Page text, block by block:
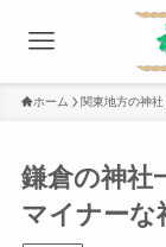
ホーム 関東地方の神社
鎌倉の神社
マイナーな